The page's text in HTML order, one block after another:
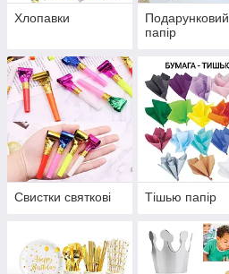
Хлопавки
Подарунковий
папір
Свистки святкові Тішью папір